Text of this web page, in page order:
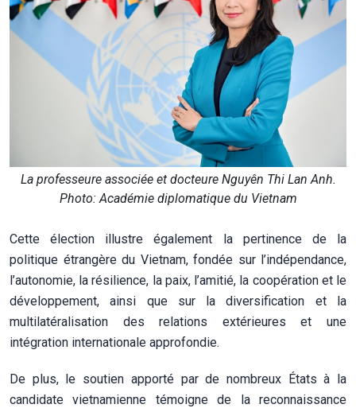
La professeure associée et docteure Nguyên Thi Lan Anh.
Photo: Académie diplomatique du Vietnam
Cette élection illustre également la pertinence de la
politique étrangère du Vietnam, fondée sur l’indépendance,
l’autonomie, la résilience, la paix, l’amitié, la coopération et le
développement, ainsi que sur la diversification et la
multilatéralisation des relations extérieures et une
intégration internationale approfondie.
De plus, le soutien apporté par de nombreux États à la
candidate vietnamienne témoigne de la reconnaissance